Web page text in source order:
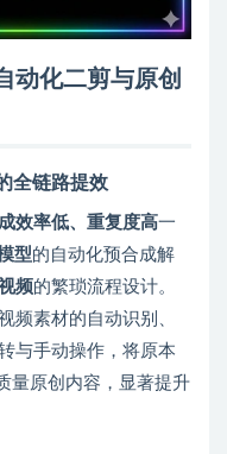
动化二剪与原创
全链路提效
效率低、重复度高一
型的自动化预合成解
频的繁琐流程设计。
频素材的自动识别、
与手动操作，将原本
量原创内容，显著提升